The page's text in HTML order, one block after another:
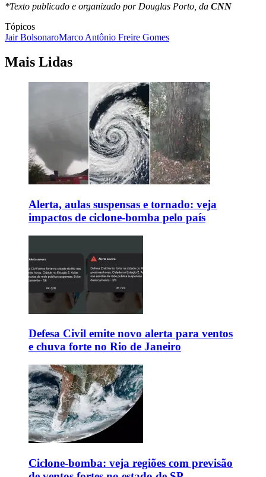
*Texto publicado e organizado por Douglas Porto, da CNN
Tópicos
Jair BolsonaroMarco Antônio Freire Gomes
Mais Lidas
Alerta, aulas suspensas e tornado: veja
impactos de ciclone-bomba pelo país
Defesa Civil emite novo alerta para ventos
e chuva forte no Rio de Janeiro
Ciclone-bomba: veja regiões com previsão